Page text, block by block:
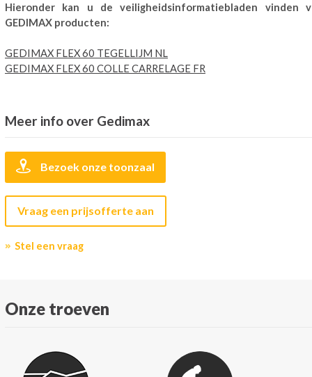
Hieronder kan u de veiligheidsinformatiebladen vinden
GEDIMAX producten:
GEDIMAX FLEX 60 TEGELLIJM NL
GEDIMAX FLEX 60 COLLE CARRELAGE FR
Meer info over Gedimax
Bezoek onze toonzaal
Vraag een prijsofferte aan
Stel een vraag
Onze troeven